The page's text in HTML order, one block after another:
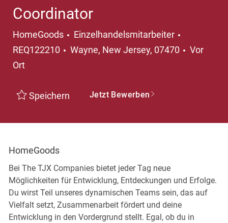
Coordinator
HomeGoods Kategorie
Einzelhandelsmitarbeiter
REQ122210
Ort
Wayne, New Jersey, 07470
Vor
Ort
Speichern Jetzt Bewerben
HomeGoods
Bei The TJX Companies bietet jeder Tag neue
Möglichkeiten für Entwicklung, Entdeckungen und Erfolge.
Du wirst Teil unseres dynamischen Teams sein, das auf
Vielfalt setzt, Zusammenarbeit fördert und deine
Entwicklung in den Vordergrund stellt. Egal, ob du in